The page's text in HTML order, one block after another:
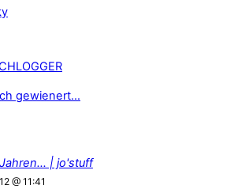
gewienert…
| jo'stuff
@ 11:41